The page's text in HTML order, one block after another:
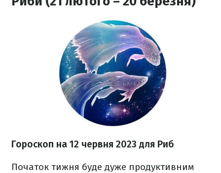
Гороскоп на 12 червня 2023 для Риб
Початок тижня буде дуже продуктивним